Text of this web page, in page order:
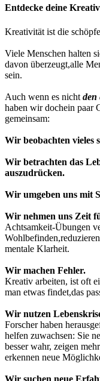
Entdecke deine
Kreativität ist die
Viele Menschen halten
davon überzeugt,alle
sein.
Auch wenn es nicht den
haben wir dochein paar
gemeinsam:
Wir beobachten vieles
Wir betrachten das
auszudrücken.
Wir umgeben uns mit
Wir nehmen uns Zeit
Achtsamkeit-Übungen
Wohlbefinden,
mentale Klarheit.
Wir machen Fehler.
Kreativ arbeiten, ist oft
man etwas findet,das
Wir nutzen
Forscher haben
helfen zuwachsen: Sie
besser wahr, zeigen mehr
erkennen neue
Wir suchen neue